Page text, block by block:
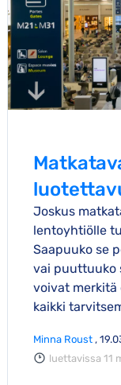
Ison-
Joskus
lentoyhtiölle
Saapuuko se
vai puuttuuko
voivat merkitä
kaikki
Minna Roust ,
luettavissa 11